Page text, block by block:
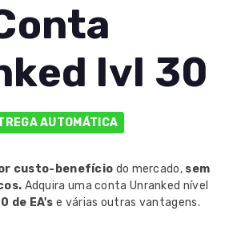
lvl 30
AUTOMÁTICA
custo-benefício do mercado, sem
Adquira uma conta Unranked nível
de EA's e várias outras vantagens.